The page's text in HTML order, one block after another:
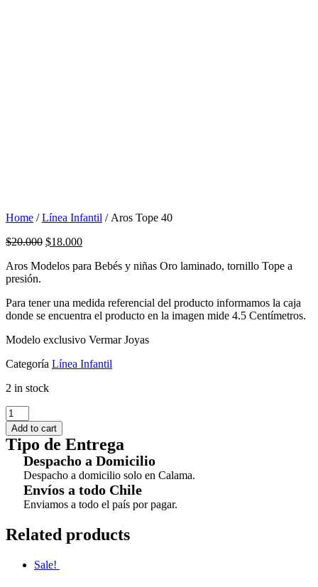
Home /Línea Infantil / Aros Tope 40
$20.000 $18.000
Aros Modelos para Bebés y niñas Oro laminado, tornillo Tope a
presión.
Para tener una medida referencial del producto informamos la caja
donde se encuentra el producto en la imagen mide 4.5 Centímetros.
Modelo exclusivo Vermar Joyas
Categoría Línea Infantil
2 in stock
Aros
Tope
40
quantity
Add to cart
Tipo de Entrega
Despacho a Domicilio
Despacho a domicilio solo en Calama.
Envíos a todo Chile
Enviamos a todo el país por pagar.
Related products
Sale!